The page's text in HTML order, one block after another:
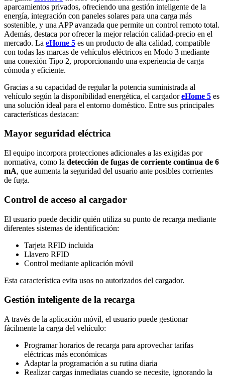
aparcamientos privados, ofreciendo una gestión inteligente de la
energía, integración con paneles solares para una carga más
sostenible, y una APP avanzada que permite un control remoto total.
Además, destaca por ofrecer la mejor relación calidad-precio en el
mercado. La eHome 5 es un producto de alta calidad, compatible
con todas las marcas de vehículos eléctricos en Modo 3 mediante
una conexión Tipo 2, proporcionando una experiencia de carga
cómoda y eficiente.
Gracias a su capacidad de regular la potencia suministrada al
vehículo según la disponibilidad energética, el cargadoreHome 5 es
una solución ideal para el entorno doméstico. Entre sus principales
características destacan:
Mayor seguridad eléctrica
El equipo incorpora protecciones adicionales a las exigidas por
normativa, como la detección de fugas de corriente continua de 6
mA, que aumenta la seguridad del usuario ante posibles corrientes
de fuga.
Control de acceso al cargador
El usuario puede decidir quién utiliza su punto de recarga mediante
diferentes sistemas de identificación:
Tarjeta RFID incluida
Llavero RFID
Control mediante aplicación móvil
Esta característica evita usos no autorizados del cargador.
Gestión inteligente de la recarga
A través de la aplicación móvil, el usuario puede gestionar
fácilmente la carga del vehículo:
Programar horarios de recarga para aprovechar tarifas
eléctricas más económicas
Adaptar la programación a su rutina diaria
Realizar cargas inmediatas cuando se necesite, ignorando la